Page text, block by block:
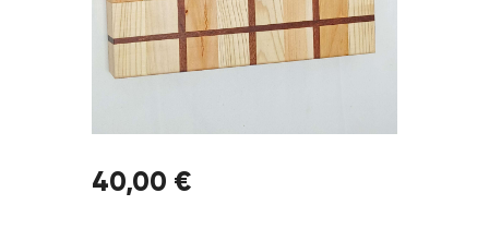
40,00 €